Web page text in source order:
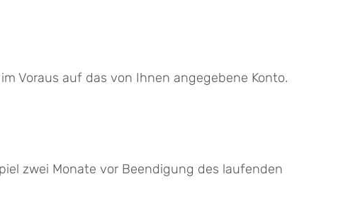
Voraus auf das von Ihnen angegebene Konto.
zwei Monate vor Beendigung des laufenden